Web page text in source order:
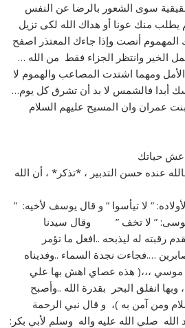
سوى الشعور بالرضا عن النفس
منك عونا أو هداك الله لكى تزيل
أنصت وإذا جاءك المعتذر اصفح
الخير وانتظر الجزاء فقط من الله …
ومهما اشتدت المصاعب والهموم لا
أبدا فالشمس لا بد أن تشرق كل يوم…
عمران وان المسيح عليهم السلام
عش حياتك
عنده حسن التدبير ، *تذكر* ، أن الله
” لا تيأسوا ” و قال يوسف لأخيه: ”
” لا تخف ” وقال سيدنا
رقبته له ليذبحه ..افعل ما تؤمر
….فجاءت نجدة السماء ..وفديناه
موسي ،،،( هذه عصاي اهش بها علي
انفلق البحر بقدرة الله ..وأصبح
ومن آمن به )، و قال نبي الرحمة
صلي الله عليه واله وسلم لأبي بكر: